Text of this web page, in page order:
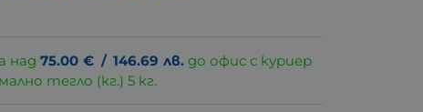
над75.00 € / 146.69 лв. до офис с куриер
тегло (кг.) 5 кг.